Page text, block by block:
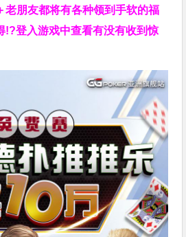
老朋友都将有各种领到手软的福
!?登入游戏中查看有没有收到惊